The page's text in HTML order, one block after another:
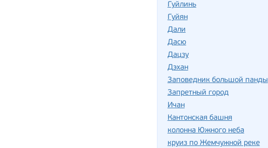
Гуйлинь
Гуйян
Дали
Дасю
Дацзу
Дэхан
Заповедник большой панды
Запретный город
Ичан
Кантонская башня
колонна Южного неба
круиз по Жемчужной реке